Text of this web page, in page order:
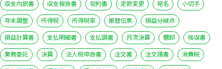
収支内訳書
収支報告書 契約書 定款変更 宛名
小切手
年末調整
所得税 所得税率 振替伝票
損益分岐点
損益計算書
支払明細書 支払調書 月次決算 棚卸
検収書
業務委託
決算 法人税申告書 注文書 注文請書
消費税
いますぐ無料登録